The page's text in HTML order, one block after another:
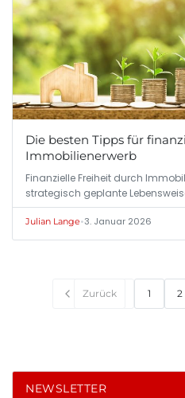
Die besten Tipps für
Immobilienerwerb
Finanzielle Freiheit durch
strategisch geplante
Julian Lange•3. Januar 2026
Zurück 1 2
NEWSLETTER